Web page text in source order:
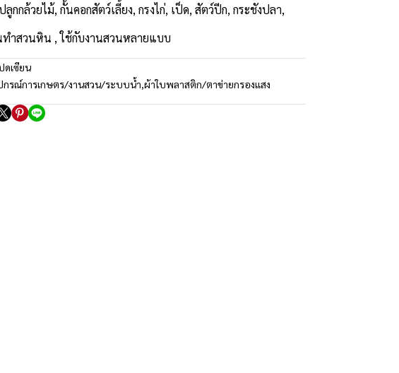
ลูกกล้วยไม้, กั้นคอกสัตว์เลี้ยง, กรงไก่, เป็ด, สัตว์ปีก, กระชังปลา,
ทำสวนหิน , ใช้กับงานสวนหลายแบบ
ดเซียน
กรณ์การเกษตร/งานสวน/ระบบน้ำ,ผ้าใบพลาสติก/ตาข่ายกรองแสง